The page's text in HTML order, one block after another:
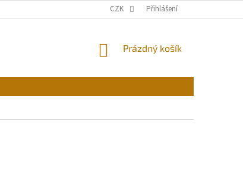
CZK Přihlášení
NÁKUPNÍ
Prázdný košík